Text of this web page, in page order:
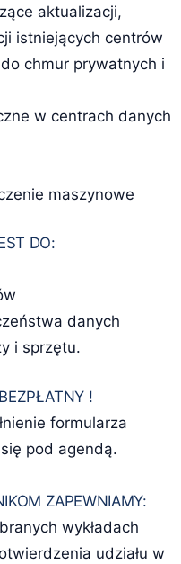
aktualizacji,
istniejących centrów
chmur prywatnych i
w centrach danych
maszynowe
DO:
danych
i sprzętu.
!
formularza
pod agendą.
ZAPEWNIAMY:
wykładach
udziału w